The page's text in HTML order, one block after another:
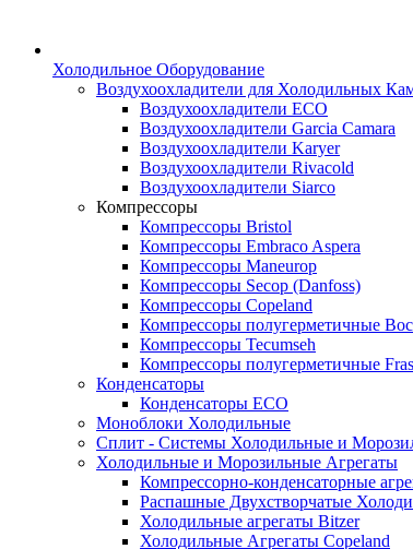
Холодильное Оборудование
Воздухоохладители для Холодильных
Воздухоохладители ECO
Воздухоохладители Garcia Camara
Воздухоохладители Karyer
Воздухоохладители Rivacold
Воздухоохладители Siarco
Компрессоры
Компрессоры Bristol
Компрессоры Embraco Aspera
Компрессоры Maneurop
Компрессоры Secop (Danfoss)
Компрессоры Copeland
Компрессоры полугерметичные
Компрессоры Tecumseh
Компрессоры полугерметичные
Конденсаторы
Конденсаторы ECO
Моноблоки Холодильные
Сплит - Системы Холодильные и
Холодильные и Морозильные Агрегаты
Компрессорно-конденсаторные
Распашные Двухстворчатые
Холодильные агрегаты Bitzer
Холодильные Агрегаты Copeland